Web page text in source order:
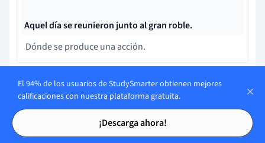
Tarjetas de estudio
Tarjetas de estudio
Aquel día se reunieron junto al gran roble.
Dónde se produce una acción.
¿Cuál de estas frases adverbiales responde acómo
produce una acción?
Jane tenía que reírse, de lo contrario lloraría.
El 94% de los usuarios de StudySmarter obtienen mejores
calificaciones con nuestra plataforma gratuita.
¡Descarga ahora!